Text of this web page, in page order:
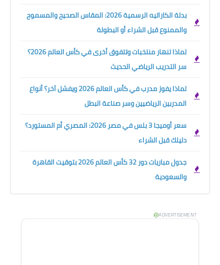
بدلة الكاراتيه الرسمية 2026: المقاس الصحيح والمسموح
والممنوع قبل الشراء أو البطولة
لماذا تنهار منتخبات وتتفوق أخرى في كأس العالم 2026؟
سر التدريب الرياضي الحديث
لماذا يفوز مدرب في كأس العالم 2026 ويفشل آخر؟ أنواع
المدربين الرياضيين وسر صناعة البطل
سعر أوميجا 3 بلس في مصر 2026: المصري أم المستورد؟
دليلك قبل الشراء
جدول مباريات دور 32 كأس العالم 2026 بتوقيت القاهرة
والسعودية
ADVERTISEMENT